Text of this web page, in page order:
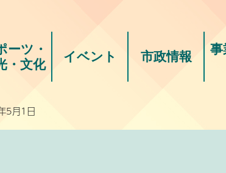
ーツ・
・文化
イベント 市政情報
事
5月1日